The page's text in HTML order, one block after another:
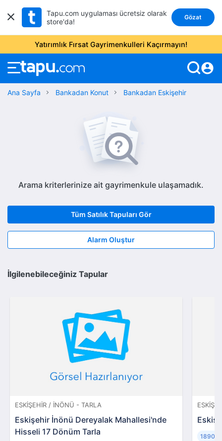
Tapu.com uygulaması ücretsiz olarak
store'da!
Gözat
Yatırımlık Fırsat Gayrimenkulleri Kaçırmayın!
account_circle
Ana Sayfa Bankadan Konut Bankadan Eskişehir
Arama kriterlerinize ait gayrimenkule ulaşamadık.
Tüm Satılık Tapuları Gör
Alarm Oluştur
İlgilenebileceğiniz Tapular
ESKIŞEHIR / İNÖNÜ - TARLA
Eskişehir İnönü Dereyalak Mahallesi'nde
Hisseli 17 Dönüm Tarla